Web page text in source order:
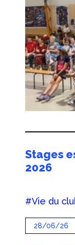
Stages
2026
#Vie du
28/06/26